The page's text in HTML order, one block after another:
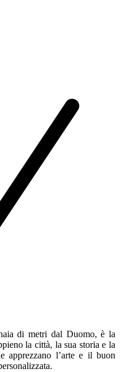
di metri dal Duomo, è la
la città, la sua storia e la
apprezzano l’arte e il buon